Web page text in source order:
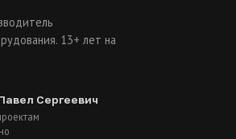
13+ лет на
Сергеевич